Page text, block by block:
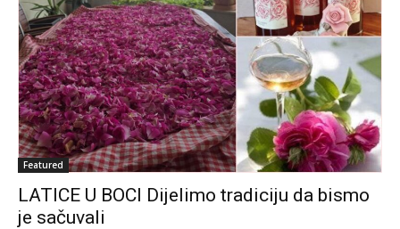
Featured
LATICE U BOCI Dijelimo tradiciju da bismo
je sačuvali